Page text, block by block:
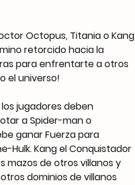
Octopus, Titania o Kang
retorcido hacia la
para enfrentarte a otros
el universo!
jugadores deben
a Spider-man o
ganar Fuerza para
Hulk. Kang el Conquistador
mazos de otros villanos y
dominios de villanos